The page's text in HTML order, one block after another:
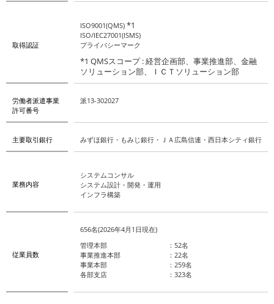
取得認証
ISO9001(QMS) *1
ISO/IEC27001(ISMS)
プライバシーマーク
*1 QMSスコープ : 経営企画部、事業推進部、金融
ソリューション部、ＩＣＴソリューション部
労働者派遣事業
許可番号
派13-302027
主要取引銀行 みずほ銀行・もみじ銀行・ＪＡ広島信連・西日本シティ銀行
業務内容
システムコンサル
システム設計・開発・運用
インフラ構築
従業員数
656名(2026年4月1日現在)
管理本部 ：52名
事業推進本部 ：22名
事業本部 ：259名
各部支店 ：323名